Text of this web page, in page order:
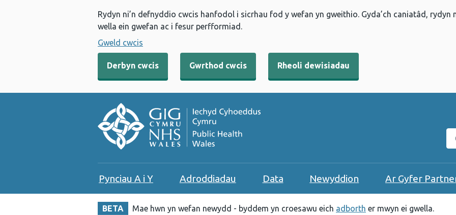
Rydyn ni’n defnyddio cwcis hanfodol i sicrhau fod y wefan yn gweithio. Gyda’ch caniatâd,
wella ein gwefan ac i fesur perfformiad.
Gweld cwcis
Derbyn cwcis Gwrthod cwcis Rheoli dewisiadau
Pynciau A i Y Adroddiadau Data Newyddion Ar Gyfer
BETA Mae hwn yn wefan newydd - byddem yn croesawu eich adborth er mwyn ei gwella.